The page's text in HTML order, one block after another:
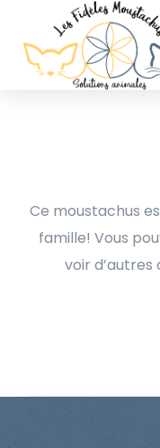
Ce moustachus
famille! Vous
voir d’autres